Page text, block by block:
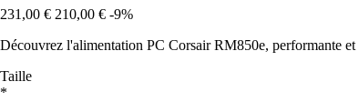
231,00 € 210,00 € -9%
Découvrez l'alimentation PC Corsair RM850e, performante
Taille
*